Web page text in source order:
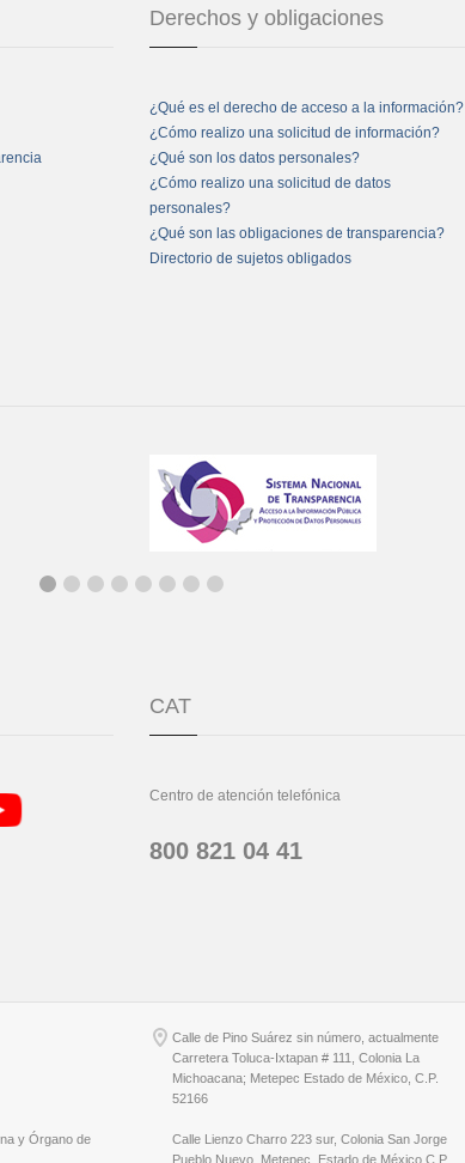
Derechos y obligaciones
¿Qué es el derecho de acceso a la información?
¿Cómo realizo una solicitud de información?
¿Qué son los datos personales?
¿Cómo realizo una solicitud de datos
personales?
¿Qué son las obligaciones de transparencia?
Directorio de sujetos obligados
CAT
Centro de atención telefónica
800 821 04 41
y Órgano de
Calle de Pino Suárez sin número, actualmente
Carretera Toluca-Ixtapan # 111, Colonia La
Michoacana; Metepec Estado de México, C.P.
52166
Calle Lienzo Charro 223 sur, Colonia San Jorge
Pueblo Nuevo, Metepec, Estado de México C.P.